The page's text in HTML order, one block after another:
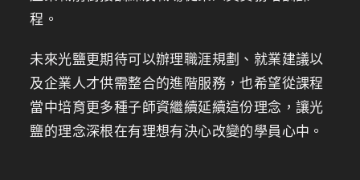
程。
未來光鹽更期待可以辦理職涯規劃、就業建議以
及企業人才供需整合的進階服務，也希望從課程
當中培育更多種子師資繼續延續這份理念，讓光
鹽的理念深根在有理想有決心改變的學員心中。